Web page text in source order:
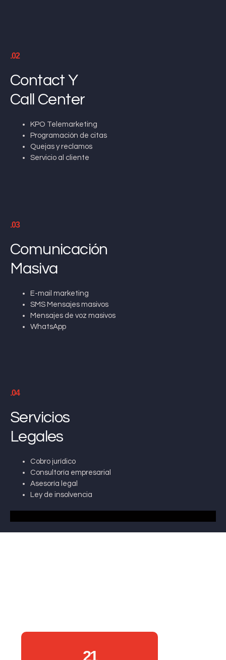
.02
Contact Y
Call Center
KPO Telemarketing
Programación de citas
Quejas y reclamos
Servicio al cliente
.03
Comunicación
Masiva
E-mail marketing
SMS Mensajes masivos
Mensajes de voz masivos
WhatsApp
.04
Servicios
Legales
Cobro jurídico
Consultoría empresarial
Asesoría legal
Ley de insolvencia
21